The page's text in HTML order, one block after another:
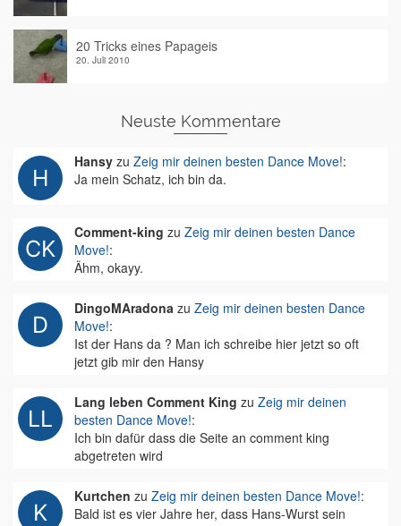
20 Tricks eines Papageis
20. Juli 2010
Neuste Kommentare
Hansy zu Zeig mir deinen besten Dance Move!:
Ja mein Schatz, ich bin da.
Comment-king zu Zeig mir deinen besten Dance
Move!:
Ähm, okayy.
DingoMAradona zu Zeig mir deinen besten Dance
Move!:
Ist der Hans da ? Man ich schreibe hier jetzt so oft
jetzt gib mir den Hansy
Lang leben Comment King zu Zeig mir deinen
besten Dance Move!:
Ich bin dafür dass die Seite an comment king
abgetreten wird
Kurtchen zu Zeig mir deinen besten Dance Move!:
Bald ist es vier Jahre her, dass Hans-Wurst sein